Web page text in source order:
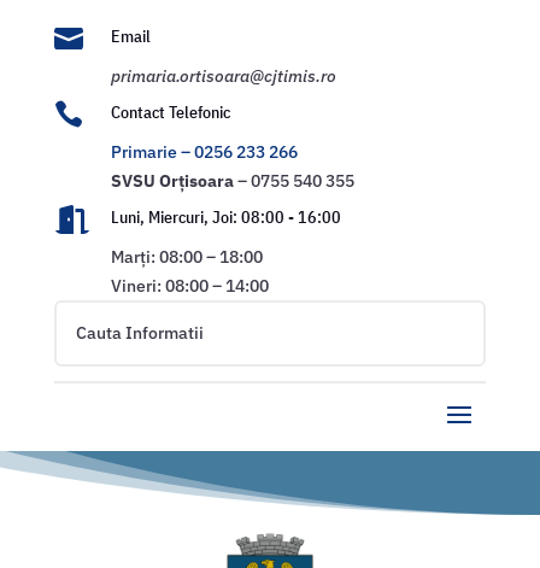

Email
primaria.ortisoara@cjtimis.ro

Contact Telefonic
Primarie – 0256 233 266
SVSU Orțisoara– 0755 540 355

Luni, Miercuri, Joi: 08:00 - 16:00
Marți: 08:00 – 18:00
Vineri: 08:00 – 14:00